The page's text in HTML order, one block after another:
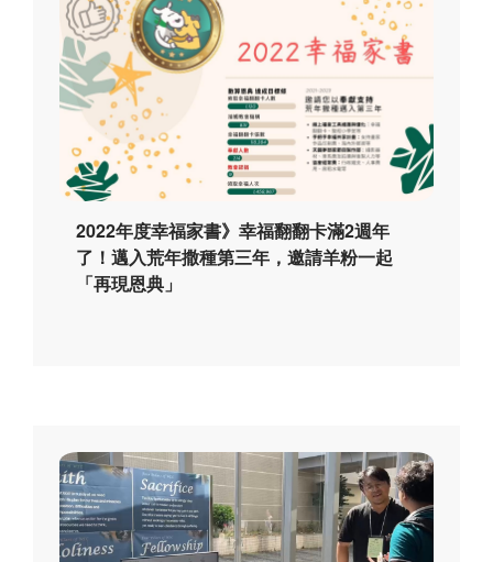
2022年度幸福家書》幸福翻翻卡滿2週年
了！邁入荒年撒種第三年，邀請羊粉一起
「再現恩典」